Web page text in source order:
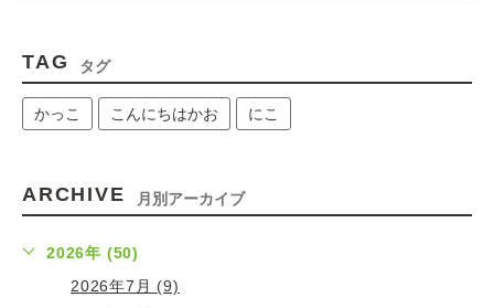
TAG タグ
かっこ こんにちはかお にこ
ARCHIVE 月別アーカイブ
2026年 (50)
2026年7月 (9)